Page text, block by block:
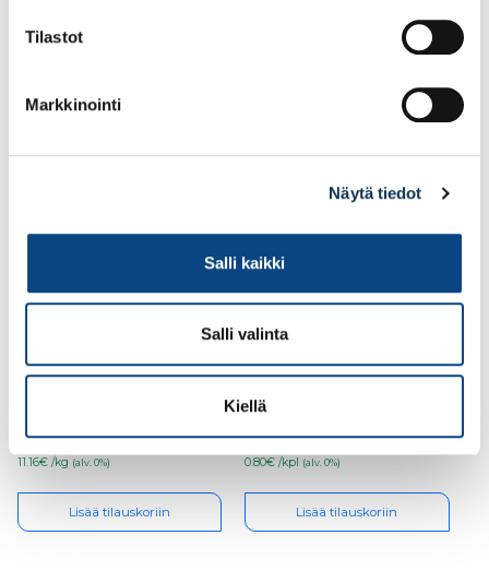
Tilastot
Markkinointi
Näytä tiedot
Salli kaikki
Salli valinta
Kiellä
(kuusio- ja
11.16€ /kg (alv. 0%)
Lisää tilauskoriin
0.80€ /kpl (alv. 0%)
Lisää tilauskoriin